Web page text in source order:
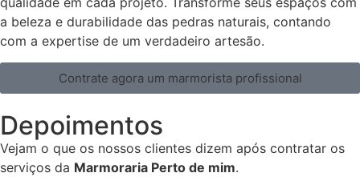
a beleza e durabilidade das pedras naturais, contando
com a expertise de um verdadeiro artesão.
Contrate agora um marmorista profissional
Depoimentos
Vejam o que os nossos clientes dizem após contratar os
serviços da Marmoraria Perto de mim.